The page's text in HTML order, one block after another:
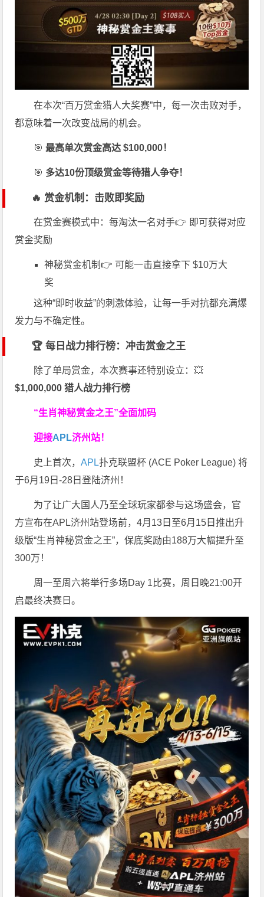
在本次“百万赏金猎人大奖赛”中，每一次击败对手，
都意味着一次改变战局的机会。
🎯最高单次赏金高达 $100,000！
🎯 多达10份顶级赏金等待猎人争夺！
🔥 赏金机制：击败即奖励
在赏金赛模式中：每淘汰一名对手👉 即可获得对应
赏金奖励
神秘赏金机制👉 可能一击直接拿下 $10万大
奖
这种“即时收益”的刺激体验，让每一手对抗都充满爆
发力与不确定性。
🏆 每日战力排行榜：冲击赏金之王
除了单局赏金，本次赛事还特别设立：💥
$1,000,000 猎人战力排行榜
“生肖神秘赏金之王”全面加码
迎接APL济州站！
史上首次，APL扑克联盟杯 (ACE Poker League) 将
于6月19日-28日登陆济州！
为了让广大国人乃至全球玩家都参与这场盛会，官
方宣布在APL济州站登场前，4月13日至6月15日推出升
级版“生肖神秘赏金之王”，保底奖励由188万大幅提升至
300万！
周一至周六将举行多场Day 1比赛，周日晚21:00开
启最终决赛日。